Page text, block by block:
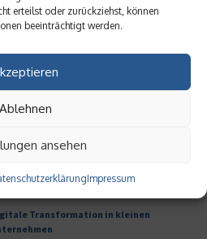
erteilst oder zurückziehst, können
beeinträchtigt werden.
Ablehnen
ansehen
Impressum
Worldwide: Eine Ikone der globalen
Transformation in kleinen